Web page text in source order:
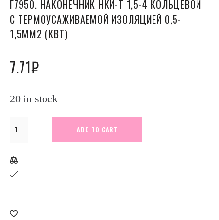
Г7950. НАКОНЕЧНИК НКИ-Т 1,5-4 КОЛЬЦЕВОЙ
С ТЕРМОУСАЖИВАЕМОЙ ИЗОЛЯЦИЕЙ 0,5-
1,5ММ2 (КВТ)
7.71₽
20 in stock
Г7950.
Наконечник
НКИ-
кольцевой
ADD TO CART